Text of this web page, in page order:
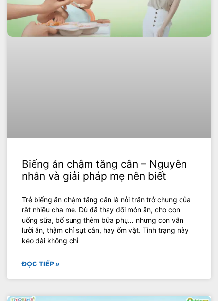
Biếng ăn chậm tăng cân – Nguyên
nhân và giải pháp mẹ nên biết
Trẻ biếng ăn chậm tăng cân là nỗi trăn trở chung của
rât nhiều cha mẹ. Dù đã thay đổi món ăn, cho con
uống sữa, bổ sung thêm bữa phụ… nhưng con vẫn
lười ăn, thậm chí sụt cân, hay ốm vặt. Tình trạng này
kéo dài không chỉ
ĐỌC TIẾP »